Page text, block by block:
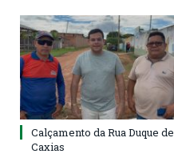
Calçamento da Rua Duque de
Caxias